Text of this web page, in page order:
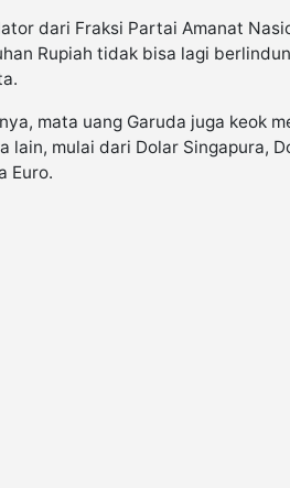
dari Fraksi Partai Amanat
Rupiah tidak bisa lagi
mata uang Garuda juga keok
lain, mulai dari Dolar Singapura,
Euro.